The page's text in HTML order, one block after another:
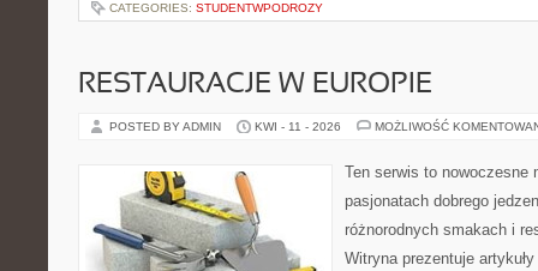
CATEGORIES: STUDENTWPODROZY
RESTAURACJE W EUROPIE
POSTED BY ADMIN KWI - 11 - 2026 MOŻLIWOŚĆ
Ten serwis to nowoczesne
pasjonatach dobrego
różnorodnych smakach i
Witryna prezentuje